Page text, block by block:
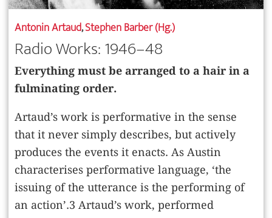
Antonin Artaud,Stephen Barber (Hg.)
Radio Works: 1946–48
Everything must be arranged to a hair in a
fulminating order.
Artaud’s work is performative in the sense
that it never simply describes, but actively
produces the events it enacts. As Austin
characterises performative language, ‘the
issuing of the utterance is the performing of
an action’.3 Artaud’s work, performed